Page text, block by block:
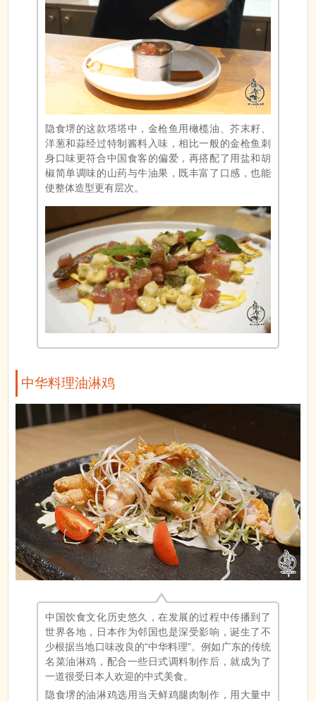
隐食堺的这款塔塔中，金枪鱼用橄榄油、芥末籽、
洋葱和蒜经过特制酱料入味，相比一般的金枪鱼刺
身口味更符合中国食客的偏爱，再搭配了用盐和胡
椒简单调味的山药与牛油果，既丰富了口感，也能
使整体造型更有层次。
中华料理油淋鸡
中国饮食文化历史悠久，在发展的过程中传播到了
世界各地，日本作为邻国也是深受影响，诞生了不
少根据当地口味改良的“中华料理”。例如广东的传统
名菜油淋鸡，配合一些日式调料制作后，就成为了
一道很受日本人欢迎的中式美食。
隐食堺的油淋鸡选用当天鲜鸡腿肉制作，用大量中